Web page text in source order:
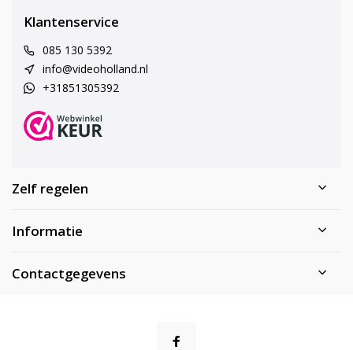
Klantenservice
085 130 5392
info@videoholland.nl
+31851305392
Zelf regelen
Informatie
Contactgegevens